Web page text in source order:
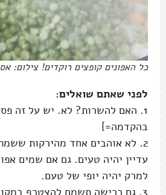
כל האפונים קופצים רוקדים! צילום:
לפני שאתם שואלים:
1. האם להשרות? לא. יש על זה
בהקדמה=]
2. לא אוהבים אחד מהירקות
עדיין יהיה טעים. גם אם שמים
למרק יהיה יופי של טעם.